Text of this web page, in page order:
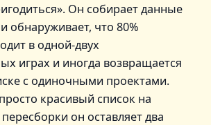
Он собирает данные
обнаруживает, что 80%
в одной-двух
играх и иногда возвращается
с одиночными проектами.
красивый список на
он оставляет два